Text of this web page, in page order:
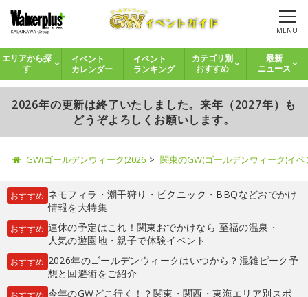
MENU
エリアから探
す
イベント
カレンダー
イベント
ランキング
カテゴリ別
おすすめ
最新
ニュース
2026年の更新は終了いたしました。来年（2027年）も
どうぞよろしくお願いします。
GW(ゴールデンウィーク)2026 関東のGW(ゴールデンウィーク)イ
おすすめ ネモフィラ ・ 潮干狩り ・ ピクニック ・ BBQなどおでかけ
情報を大特集
おすすめ 連休の予定はこれ！関東おでかけなら 至福の温泉 ・
人気の遊園地・親子で体験イベント
おすすめ 2026年のゴールデンウィークはいつから？混雑ピーク予
想と回避術をご紹介
おすすめ 今年のGWどこ行く！？関東・関西・東海エリア別スポ